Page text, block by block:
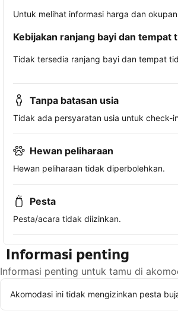
Untuk melihat informasi harga dan
Kebijakan ranjang bayi dan tempat
Tidak tersedia ranjang bayi dan tempat
Tanpa batasan usia
Tidak ada persyaratan usia untuk check-
Hewan peliharaan
Hewan peliharaan tidak diperbolehkan.
Pesta
Pesta/acara tidak diizinkan.
Informasi penting
Informasi penting untuk tamu di
Akomodasi ini tidak mengizinkan pesta